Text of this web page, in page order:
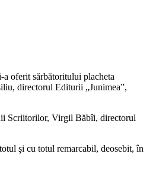
a oferit sărbătoritului placheta
directorul Editurii „Junimea”,
Scriitorilor, Virgil Băbîi, directorul
şi cu totul remarcabil, deosebit, în